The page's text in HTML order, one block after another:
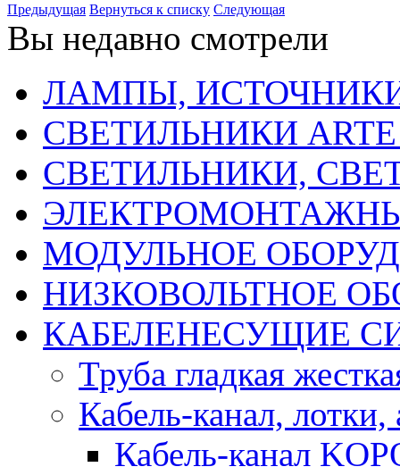
Предыдущая Вернуться к списку Следующая
Вы недавно смотрели
ЛАМПЫ,
СВЕТИЛЬНИКИ ARTE
СВЕТИЛЬНИКИ,
МОДУЛЬНОЕ
НИЗКОВОЛЬТНОЕ
КАБЕЛЕНЕСУЩИЕ
Труба гладкая
Кабель-канал, лотки,
Кабель-канал